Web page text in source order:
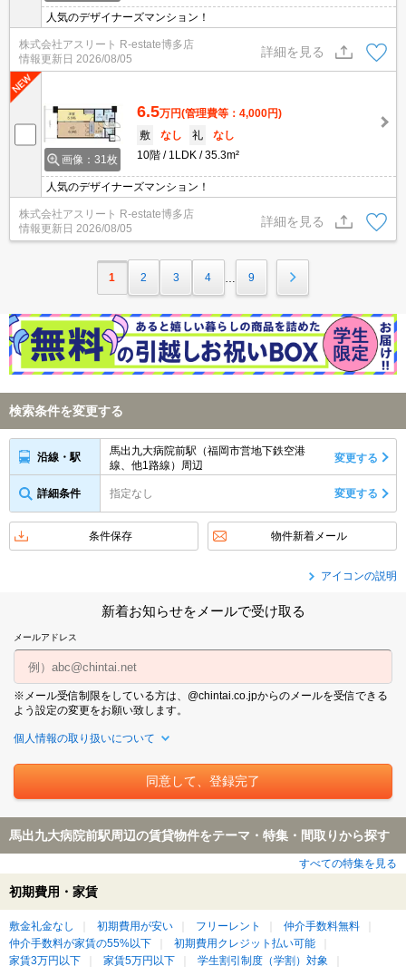
人気のデザイナーズマンション！
株式会社アスリート R-estate博多店
情報更新日 2026/08/05
詳細を見る
画像：31枚
6.5万円(管理費等：4,000円)
敷
なし 礼
なし
10階
1LDK 35.3m²
人気のデザイナーズマンション！
株式会社アスリート R-estate博多店
情報更新日 2026/08/05
詳細を見る
1 2 3 4 9
検索条件を変更する
沿線・駅
馬出九大病院前駅（福岡市営地下鉄空港
線、他1路線）周辺
変更する
詳細条件 指定なし 変更する
条件保存 物件新着メール
アイコンの説明
新着お知らせをメールで受け取る
メールアドレス
※メール受信制限をしている方は、@chintai.co.jpからのメールを受信できる
よう設定の変更をお願い致します。
個人情報の取り扱いについて
馬出九大病院前駅周辺の賃貸物件をテーマ・特集・間取りから探す
すべての特集を見る
初期費用・家賃
敷金礼金なし 初期費用が安い フリーレント
仲介手数料無料
仲介手数料が家賃の55%以下
初期費用クレジット払い可能
家賃3万円以下
家賃5万円以下 学生割引制度（学割）対象